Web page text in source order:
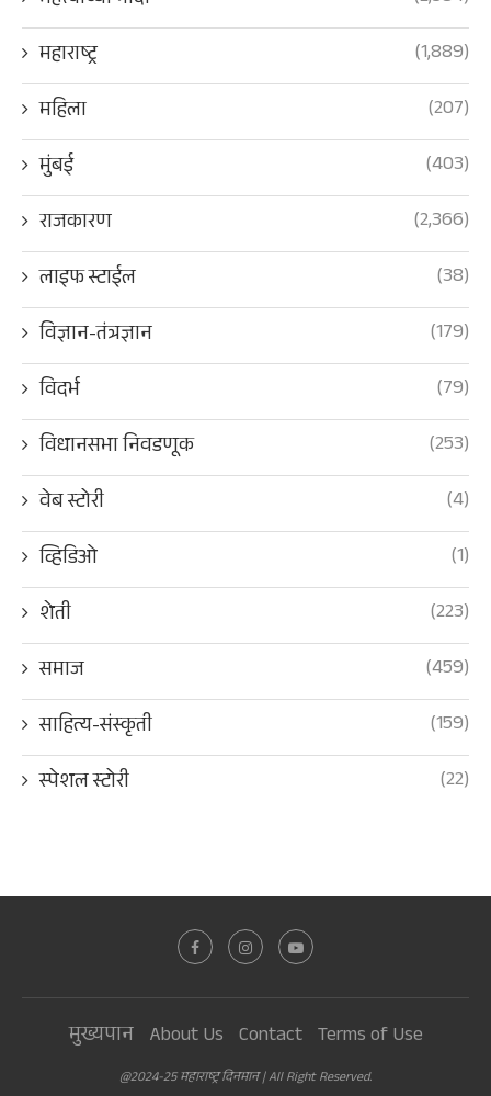
महाराष्ट्र
(1,889)
महिला
(207)
मुंबई
(403)
राजकारण
(2,366)
लाइफ स्टाईल
(38)
विज्ञान-तंत्रज्ञान
(179)
विदर्भ
(79)
विधानसभा निवडणूक
(253)
वेब स्टोरी
(4)
व्हिडिओ
(1)
शेती
(223)
समाज
(459)
साहित्य-संस्कृती
(159)
स्पेशल स्टोरी
(22)
मुख्यपान About Us Contact Terms of Use
@2024-25 महाराष्ट्र दिनमान | All Right Reserved.